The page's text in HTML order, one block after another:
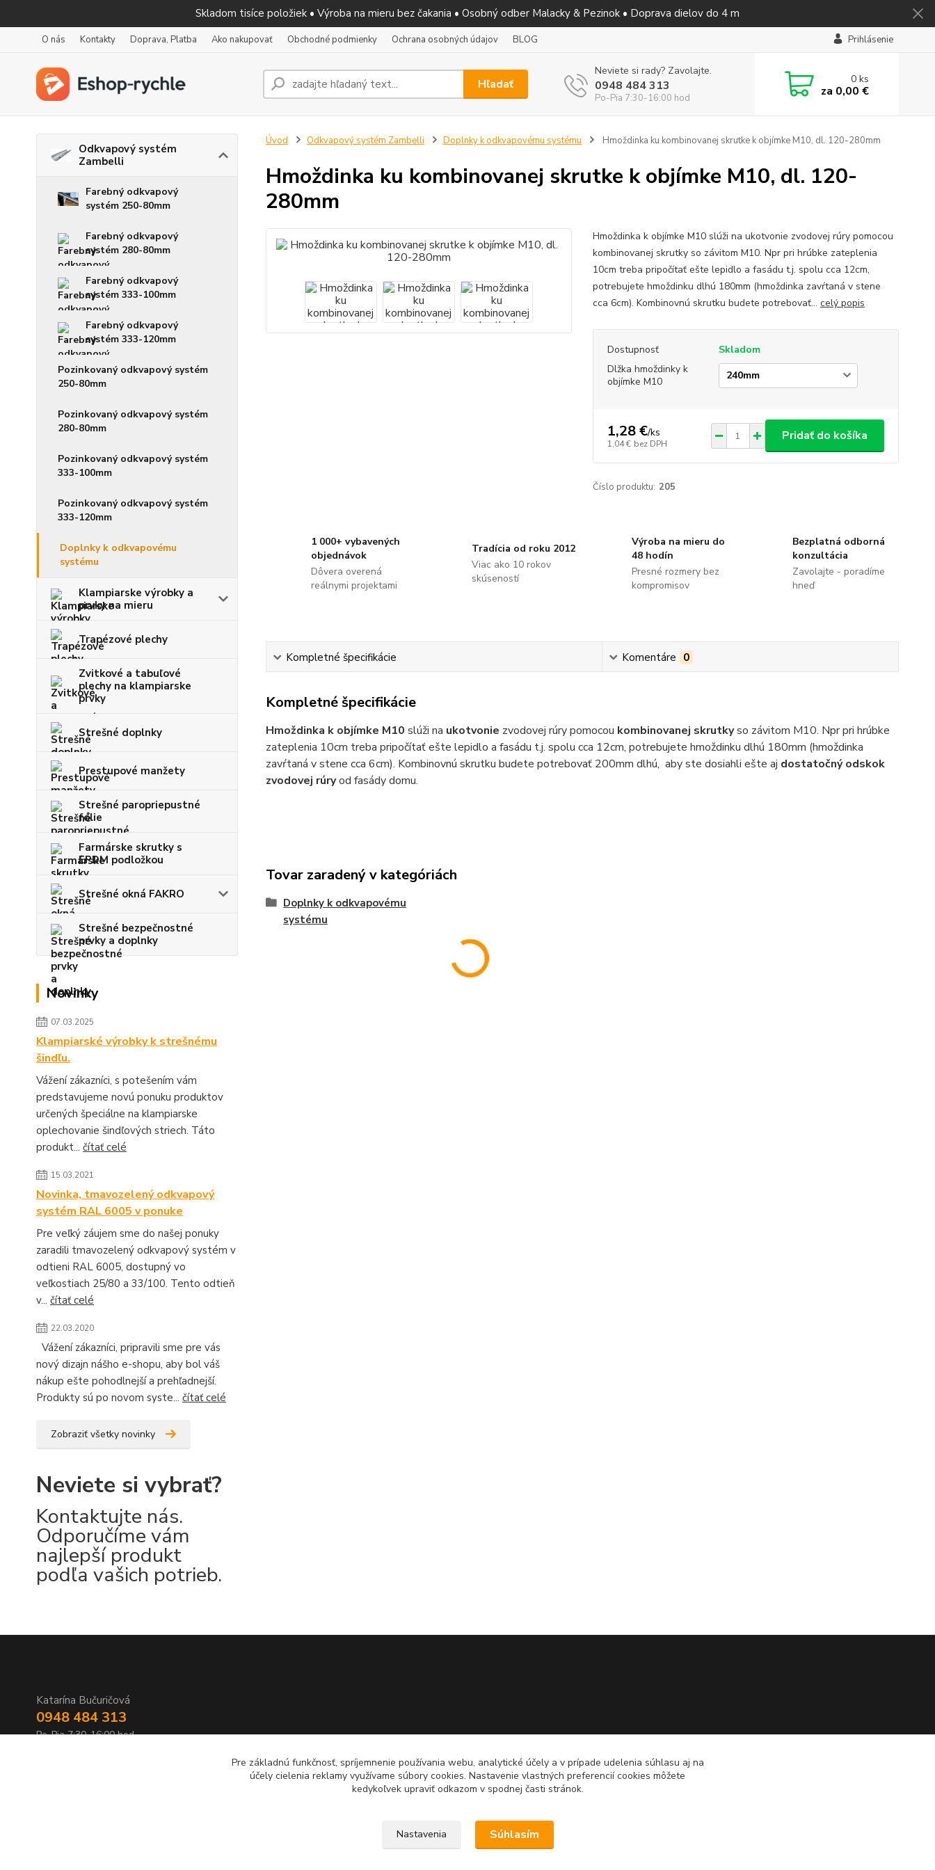
Skladom tisíce položiek • Výroba na mieru bez čakania • Osobný odber Malacky & Pezinok • Doprava dielov do 4 m
O nás Kontakty Doprava, Platba Ako nakupovať Obchodné podmienky Ochrana osobných údajov BLOG Prihlásenie
Hľadať
Neviete si rady? Zavolajte.
0948 484 313
Po-Pia 7:30-16:00 hod
0ks
za 0,00 €
Odkvapový systém
Zambelli
Farebný odkvapový
systém 250-80mm
Farebný odkvapový
systém 280-80mm
Farebný odkvapový
systém 333-100mm
Farebný odkvapový
systém 333-120mm
Pozinkovaný odkvapový systém
250-80mm
Pozinkovaný odkvapový systém
280-80mm
Pozinkovaný odkvapový systém
333-100mm
Pozinkovaný odkvapový systém
333-120mm
Doplnky k odkvapovému
systému
Klampiarske výrobky a
prvky na mieru
Trapézové plechy
Zvitkové a tabuľové
plechy na klampiarske
prvky
Strešné doplnky
Prestupové manžety
Strešné paropriepustné
fólie
Farmárske skrutky s
EPDM podložkou
Strešné okná FAKRO
Strešné bezpečnostné
prvky a doplnky
Novinky
07.03.2025
Klampiarské výrobky k strešnému
šindľu.
Vážení zákazníci, s potešením vám
predstavujeme novú ponuku produktov
určených špeciálne na klampiarske
oplechovanie šindľových striech. Táto
produkt... čítať celé
15.03.2021
Novinka, tmavozelený odkvapový
systém RAL 6005 v ponuke
Pre veľký záujem sme do našej ponuky
zaradili tmavozelený odkvapový systém v
odtieni RAL 6005, dostupný vo
veľkostiach 25/80 a 33/100. Tento odtieň
v... čítať celé
22.03.2020
Vážení zákazníci, pripravili sme pre vás
nový dizajn nášho e-shopu, aby bol váš
nákup ešte pohodlnejší a prehľadnejší.
Produkty sú po novom syste... čítať celé
Zobraziť všetky novinky
Neviete si vybrať?
Kontaktujte nás.
Odporučíme vám
najlepší produkt
podľa vašich potrieb.
Úvod Odkvapový systém Zambelli Doplnky k odkvapovému systému Hmoždinka ku kombinovanej skrutke k objímke M10, dl. 120-280mm
Hmoždinka ku kombinovanej skrutke k objímke M10, dl. 120-
280mm
Hmoždinka k objímke M10 slúži na ukotvonie zvodovej rúry pomocou
kombinovanej skrutky so závitom M10. Npr pri hrúbke zateplenia
10cm treba pripočítať ešte lepidlo a fasádu t.j. spolu cca 12cm,
potrebujete hmoždinku dlhú 180mm (hmoždinka zavŕtaná v stene
cca 6cm). Kombinovnú skrutku budete potrebovať... celý popis
Dostupnosť
Skladom
Dlžka hmoždinky k
objímke M10
1,28 €/ks
1,04 € bez DPH
Pridať do košíka
Číslo produktu: 205
1 000+ vybavených
objednávok
Dôvera overená
reálnymi projektami
Tradícia od roku 2012
Viac ako 10 rokov
skúseností
Výroba na mieru do
48 hodín
Presné rozmery bez
kompromisov
Bezplatná odborná
konzultácia
Zavolajte - poradíme
hneď
Kompletné špecifikácie Komentáre 0
Kompletné špecifikácie
Hmoždinka k objímke M10 slúži na ukotvonie zvodovej rúry pomocou kombinovanej skrutkyso závitom M10. Npr pri hrúbke
zateplenia 10cm treba pripočítať ešte lepidlo a fasádu t.j. spolu cca 12cm, potrebujete hmoždinku dlhú 180mm (hmoždinka
zavŕtaná v stene cca 6cm). Kombinovnú skrutku budete potrebovať 200mm dlhú, aby ste dosiahli ešte aj dostatočný odskok
zvodovej rúryod fasády domu.
Tovar zaradený v kategóriách
Doplnky k odkvapovému
systému
Katarína Bučuričová
0948 484 313
Po-Pia 7:30-16:00 hod
Pre základnú funkčnosť, spríjemnenie používania webu, analytické účely a v prípade udelenia súhlasu aj na
účely cielenia reklamy využívame súbory cookies. Nastavenie vlastných preferencií cookies môžete
kedykoľvek upraviť odkazom v spodnej časti stránok.
Nastavenia Súhlasím